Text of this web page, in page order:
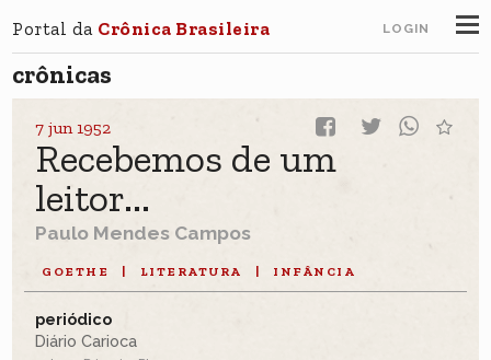
Portal da Crônica Brasileira LOGIN
crônicas
7 jun 1952
Recebemos de um
leitor...
Paulo Mendes Campos
GOETHE LITERATURA INFÂNCIA
periódico
Diário Carioca